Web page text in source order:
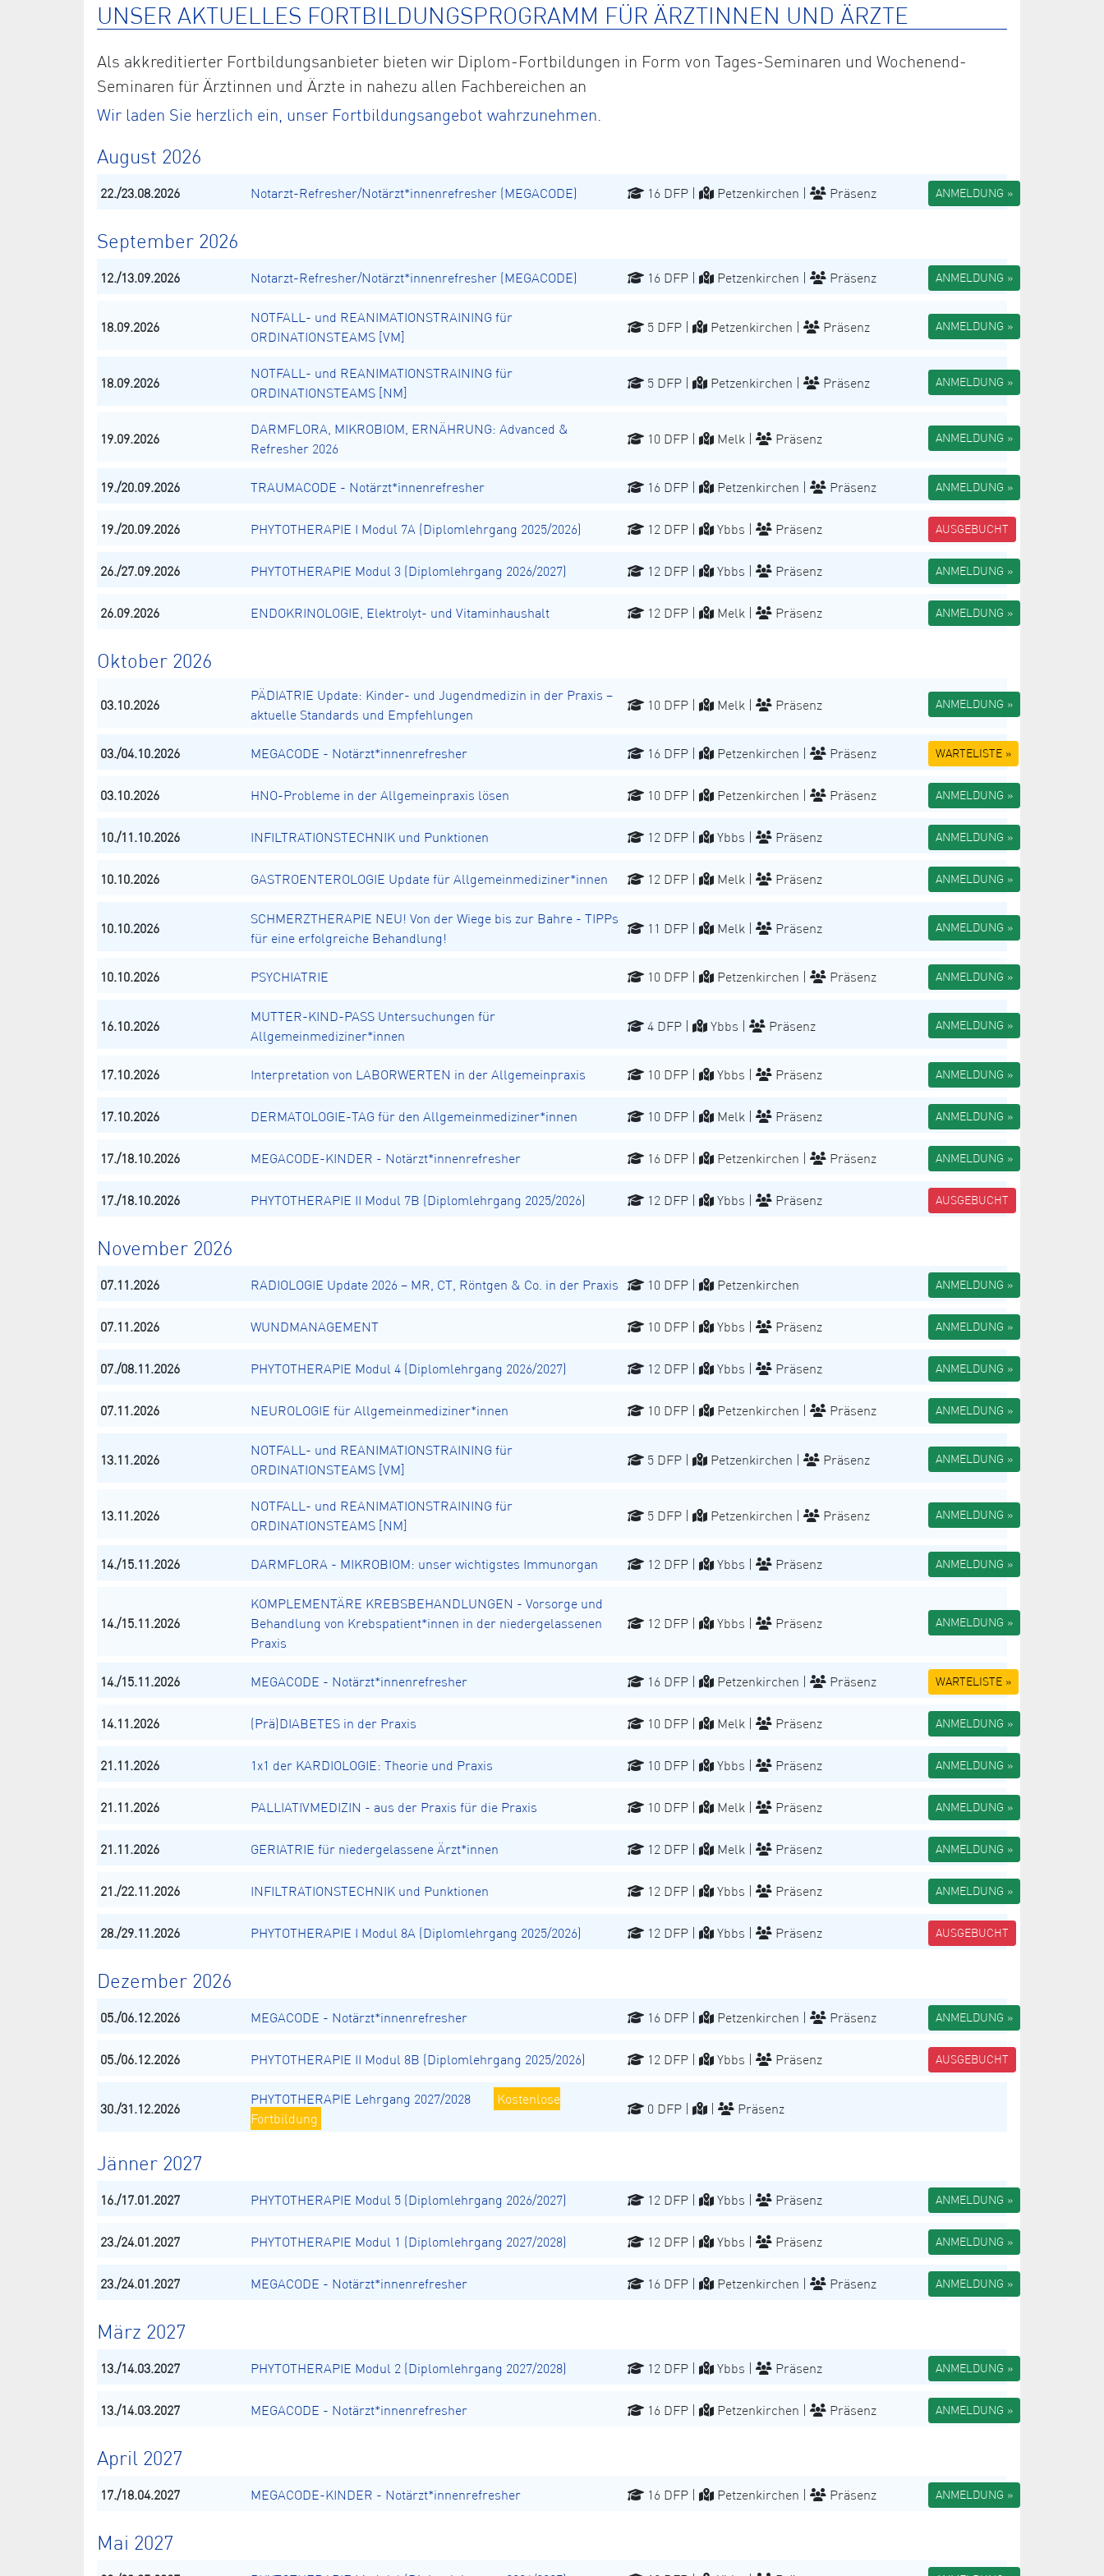
UNSER AKTUELLES FORTBILDUNGSPROGRAMM FÜR ÄRZTINNEN UND ÄRZTE
Als akkreditierter Fortbildungsanbieter bieten wir Diplom-Fortbildungen in Form von Tages-Seminaren und Wochenend-
Seminaren für Ärztinnen und Ärzte in nahezu allen Fachbereichen an
Wir laden Sie herzlich ein, unser Fortbildungsangebot wahrzunehmen.
August 2026
22./23.08.2026 Notarzt-Refresher/Notärzt*innenrefresher (MEGACODE) 16 DFP | Petzenkirchen | Präsenz ANMELDUNG »
September 2026
12./13.09.2026 Notarzt-Refresher/Notärzt*innenrefresher (MEGACODE) 16 DFP | Petzenkirchen | Präsenz ANMELDUNG »
18.09.2026
NOTFALL- und REANIMATIONSTRAINING für
ORDINATIONSTEAMS [VM]
5 DFP | Petzenkirchen | Präsenz ANMELDUNG »
18.09.2026
NOTFALL- und REANIMATIONSTRAINING für
ORDINATIONSTEAMS [NM]
5 DFP | Petzenkirchen | Präsenz ANMELDUNG »
19.09.2026
DARMFLORA, MIKROBIOM, ERNÄHRUNG: Advanced &
Refresher 2026
10 DFP | Melk | Präsenz ANMELDUNG »
19./20.09.2026 TRAUMACODE - Notärzt*innenrefresher 16 DFP | Petzenkirchen | Präsenz ANMELDUNG »
19./20.09.2026 PHYTOTHERAPIE I Modul 7A (Diplomlehrgang 2025/2026) 12 DFP | Ybbs | Präsenz AUSGEBUCHT
26./27.09.2026 PHYTOTHERAPIE Modul 3 (Diplomlehrgang 2026/2027) 12 DFP | Ybbs | Präsenz ANMELDUNG »
26.09.2026 ENDOKRINOLOGIE, Elektrolyt- und Vitaminhaushalt 12 DFP | Melk | Präsenz ANMELDUNG »
Oktober 2026
03.10.2026
PÄDIATRIE Update: Kinder- und Jugendmedizin in der Praxis –
aktuelle Standards und Empfehlungen
10 DFP | Melk | Präsenz ANMELDUNG »
03./04.10.2026 MEGACODE - Notärzt*innenrefresher 16 DFP | Petzenkirchen | Präsenz WARTELISTE »
03.10.2026 HNO-Probleme in der Allgemeinpraxis lösen 10 DFP | Petzenkirchen | Präsenz ANMELDUNG »
10./11.10.2026 INFILTRATIONSTECHNIK und Punktionen 12 DFP | Ybbs | Präsenz ANMELDUNG »
10.10.2026 GASTROENTEROLOGIE Update für Allgemeinmediziner*innen 12 DFP | Melk | Präsenz ANMELDUNG »
10.10.2026
SCHMERZTHERAPIE NEU! Von der Wiege bis zur Bahre - TIPPs
für eine erfolgreiche Behandlung!
11 DFP | Melk | Präsenz ANMELDUNG »
10.10.2026 PSYCHIATRIE 10 DFP | Petzenkirchen | Präsenz ANMELDUNG »
16.10.2026
MUTTER-KIND-PASS Untersuchungen für
Allgemeinmediziner*innen
4 DFP | Ybbs | Präsenz ANMELDUNG »
17.10.2026 Interpretation von LABORWERTEN in der Allgemeinpraxis 10 DFP | Ybbs | Präsenz ANMELDUNG »
17.10.2026 DERMATOLOGIE-TAG für den Allgemeinmediziner*innen 10 DFP | Melk | Präsenz ANMELDUNG »
17./18.10.2026 MEGACODE-KINDER - Notärzt*innenrefresher 16 DFP | Petzenkirchen | Präsenz ANMELDUNG »
17./18.10.2026 PHYTOTHERAPIE II Modul 7B (Diplomlehrgang 2025/2026) 12 DFP | Ybbs | Präsenz AUSGEBUCHT
November 2026
07.11.2026 RADIOLOGIE Update 2026 – MR, CT, Röntgen & Co. in der Praxis 10 DFP | Petzenkirchen ANMELDUNG »
07.11.2026 WUNDMANAGEMENT 10 DFP | Ybbs | Präsenz ANMELDUNG »
07./08.11.2026 PHYTOTHERAPIE Modul 4 (Diplomlehrgang 2026/2027) 12 DFP | Ybbs | Präsenz ANMELDUNG »
07.11.2026 NEUROLOGIE für Allgemeinmediziner*innen 10 DFP | Petzenkirchen | Präsenz ANMELDUNG »
13.11.2026
NOTFALL- und REANIMATIONSTRAINING für
ORDINATIONSTEAMS [VM]
5 DFP | Petzenkirchen | Präsenz ANMELDUNG »
13.11.2026
NOTFALL- und REANIMATIONSTRAINING für
ORDINATIONSTEAMS [NM]
5 DFP | Petzenkirchen | Präsenz ANMELDUNG »
14./15.11.2026 DARMFLORA - MIKROBIOM: unser wichtigstes Immunorgan 12 DFP | Ybbs | Präsenz ANMELDUNG »
14./15.11.2026
KOMPLEMENTÄRE KREBSBEHANDLUNGEN - Vorsorge und
Behandlung von Krebspatient*innen in der niedergelassenen
Praxis
12 DFP | Ybbs | Präsenz ANMELDUNG »
14./15.11.2026 MEGACODE - Notärzt*innenrefresher 16 DFP | Petzenkirchen | Präsenz WARTELISTE »
14.11.2026 (Prä)DIABETES in der Praxis 10 DFP | Melk | Präsenz ANMELDUNG »
21.11.2026 1x1 der KARDIOLOGIE: Theorie und Praxis 10 DFP | Ybbs | Präsenz ANMELDUNG »
21.11.2026 PALLIATIVMEDIZIN - aus der Praxis für die Praxis 10 DFP | Melk | Präsenz ANMELDUNG »
21.11.2026 GERIATRIE für niedergelassene Ärzt*innen 12 DFP | Melk | Präsenz ANMELDUNG »
21./22.11.2026 INFILTRATIONSTECHNIK und Punktionen 12 DFP | Ybbs | Präsenz ANMELDUNG »
28./29.11.2026 PHYTOTHERAPIE I Modul 8A (Diplomlehrgang 2025/2026) 12 DFP | Ybbs | Präsenz AUSGEBUCHT
Dezember 2026
05./06.12.2026 MEGACODE - Notärzt*innenrefresher 16 DFP | Petzenkirchen | Präsenz ANMELDUNG »
05./06.12.2026 PHYTOTHERAPIE II Modul 8B (Diplomlehrgang 2025/2026) 12 DFP | Ybbs | Präsenz AUSGEBUCHT
30./31.12.2026
PHYTOTHERAPIE Lehrgang 2027/2028
Kostenlose
Fortbildung
0 DFP | | Präsenz
Jänner 2027
16./17.01.2027 PHYTOTHERAPIE Modul 5 (Diplomlehrgang 2026/2027) 12 DFP | Ybbs | Präsenz ANMELDUNG »
23./24.01.2027 PHYTOTHERAPIE Modul 1 (Diplomlehrgang 2027/2028) 12 DFP | Ybbs | Präsenz ANMELDUNG »
23./24.01.2027 MEGACODE - Notärzt*innenrefresher 16 DFP | Petzenkirchen | Präsenz ANMELDUNG »
März 2027
13./14.03.2027 PHYTOTHERAPIE Modul 2 (Diplomlehrgang 2027/2028) 12 DFP | Ybbs | Präsenz ANMELDUNG »
13./14.03.2027 MEGACODE - Notärzt*innenrefresher 16 DFP | Petzenkirchen | Präsenz ANMELDUNG »
April 2027
17./18.04.2027 MEGACODE-KINDER - Notärzt*innenrefresher 16 DFP | Petzenkirchen | Präsenz ANMELDUNG »
Mai 2027